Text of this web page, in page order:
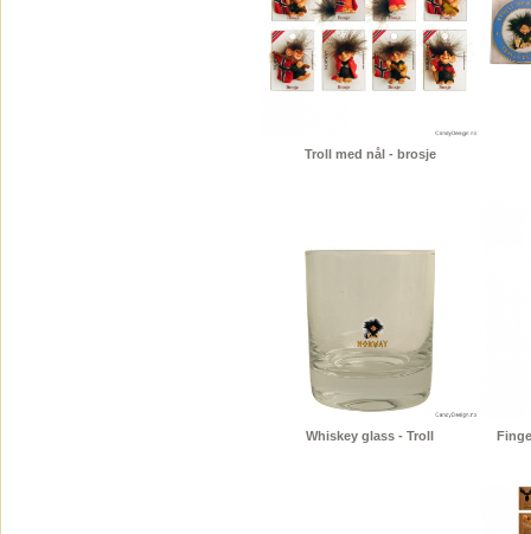
Troll med nål - brosje
Whiskey glass - Troll